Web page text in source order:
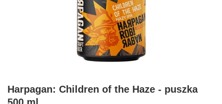
Harpagan: Children of the Haze - puszka